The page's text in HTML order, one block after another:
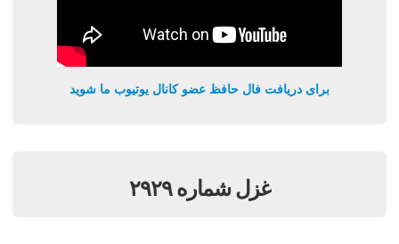
برای دریافت فال حافظ عضو کانال یوتیوب ما شوید
غزل شماره ۲۹۲۹